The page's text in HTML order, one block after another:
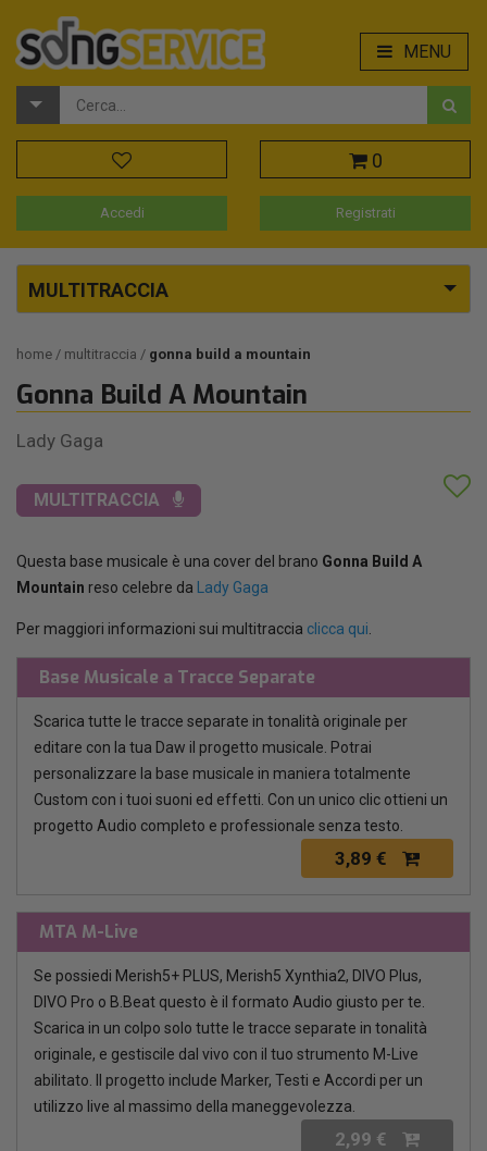
MENU
0
Accedi Registrati
MULTITRACCIA
home multitraccia gonna build a mountain
Gonna Build A Mountain
Lady Gaga
MULTITRACCIA
Questa base musicale è una cover del brano Gonna Build A
Mountain reso celebre da Lady Gaga
Per maggiori informazioni sui multitraccia clicca qui
Base Musicale a Tracce Separate
Scarica tutte le tracce separate in tonalità originale per
editare con la tua Daw il progetto musicale. Potrai
personalizzare la base musicale in maniera totalmente
Custom con i tuoi suoni ed effetti. Con un unico clic ottieni un
progetto Audio completo e professionale senza testo.
3,89 €
MTA M-Live
Se possiedi Merish5+ PLUS, Merish5 Xynthia2, DIVO Plus,
DIVO Pro o B.Beat questo è il formato Audio giusto per te.
Scarica in un colpo solo tutte le tracce separate in tonalità
originale, e gestiscile dal vivo con il tuo strumento M-Live
abilitato. Il progetto include Marker, Testi e Accordi per un
utilizzo live al massimo della maneggevolezza.
2,99 €